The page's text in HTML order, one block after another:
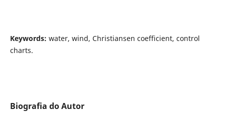
Keywords: water, wind, Christiansen coefficient, control
charts.
Biografia do Autor